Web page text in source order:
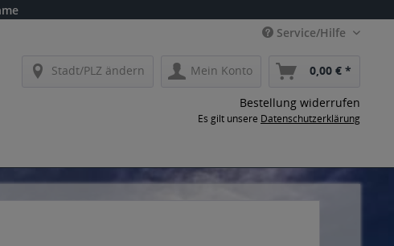
Service/Hilfe
Stadt/PLZ ändern Mein Konto 0,00 € *
Bestellung widerrufen
Es gilt unsere Datenschutzerklärung